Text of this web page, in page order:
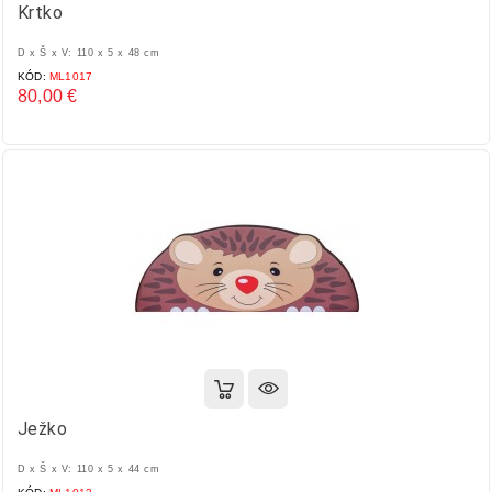
Krtko
D x Š x V: 110 x 5 x 48 cm
KÓD: ML1017
80,00 €
Ježko
D x Š x V: 110 x 5 x 44 cm